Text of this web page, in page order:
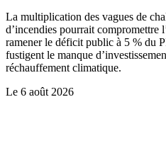
La multiplication des vagues de
d’incendies pourrait compromettre
ramener le déficit public à 5 % du
fustigent le manque
réchauffement climatique.
Le 6 août 2026